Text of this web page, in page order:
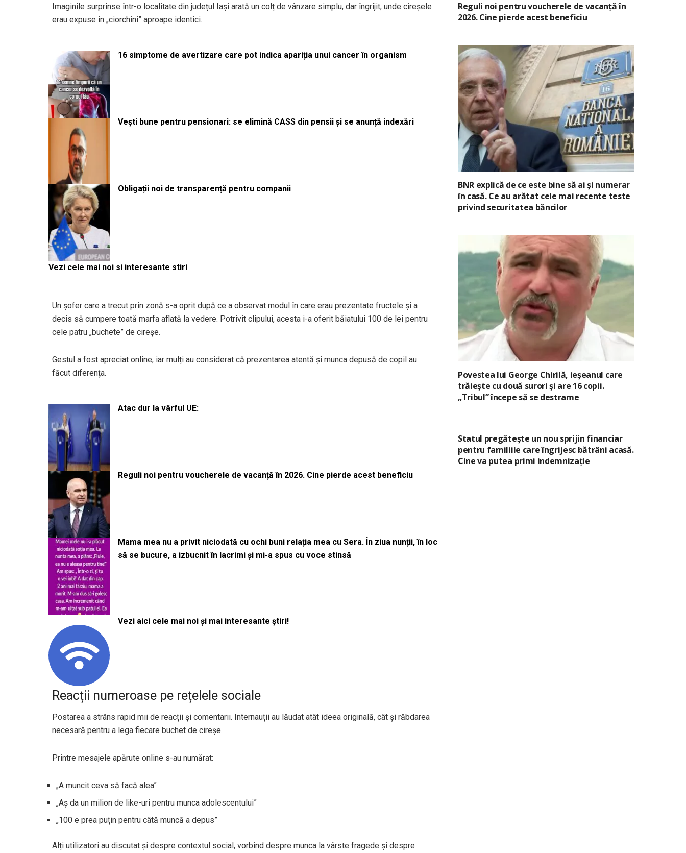
Imaginile surprinse într-o localitate din județul Iași arată un colț de vânzare simplu, dar îngrijit, unde cireșele
erau expuse în „ciorchini” aproape identici.
16 simptome de avertizare care pot indica apariția unui cancer în organism
Vești bune pentru pensionari: se elimină CASS din pensii și se anunță indexări
Obligații noi de transparență pentru companii
Vezi cele mai noi si interesante stiri
Un șofer care a trecut prin zonă s-a oprit după ce a observat modul în care erau prezentate fructele și a
decis să cumpere toată marfa aflată la vedere. Potrivit clipului, acesta i-a oferit băiatului 100 de lei pentru
cele patru „buchete” de cireșe.
Gestul a fost apreciat online, iar mulți au considerat că prezentarea atentă și munca depusă de copil au
făcut diferența.
Atac dur la vârful UE:
Reguli noi pentru voucherele de vacanță în 2026. Cine pierde acest beneficiu
Mama mea nu a privit niciodată cu ochi buni relația mea cu Sera. În ziua nunții, în loc
să se bucure, a izbucnit în lacrimi și mi-a spus cu voce stinsă
Vezi aici cele mai noi și mai interesante știri!
Reacții numeroase pe rețelele sociale
Postarea a strâns rapid mii de reacții și comentarii. Internauții au lăudat atât ideea originală, cât și răbdarea
necesară pentru a lega fiecare buchet de cireșe.
Printre mesajele apărute online s-au numărat:
„A muncit ceva să facă alea”
„Aș da un milion de like-uri pentru munca adolescentului”
„100 e prea puțin pentru câtă muncă a depus”
Alți utilizatori au discutat și despre contextul social, vorbind despre munca la vârste fragede și despre
Reguli noi pentru voucherele de vacanță în
2026. Cine pierde acest beneficiu
BNR explică de ce este bine să ai și numerar
în casă. Ce au arătat cele mai recente teste
privind securitatea băncilor
Povestea lui George Chirilă, ieșeanul care
trăiește cu două surori și are 16 copii.
„Tribul” începe să se destrame
Statul pregătește un nou sprijin financiar
pentru familiile care îngrijesc bătrâni acasă.
Cine va putea primi indemnizație